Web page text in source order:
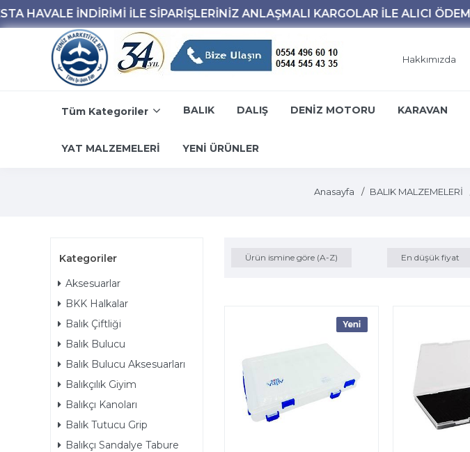
Hakkımızda
Tüm Kategoriler BALIK DALIŞ DENİZ MOTORU KARAVAN
YAT MALZEMELERİ YENİ ÜRÜNLER
Anasayfa BALIK MALZEMELERİ
Kategoriler
Aksesuarlar
BKK Halkalar
Balık Çiftliği
Balık Bulucu
Balık Bulucu Aksesuarları
Balıkçılık Giyim
Balıkçı Kanoları
Balık Tutucu Grip
Balıkçı Sandalye Tabure
Ürün ismine göre (A-Z) En düşük fiyat